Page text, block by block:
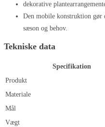
dekorative
Den mobile konstruktion gør
sæson og behov.
Tekniske data
Specifikation
Produkt
Materiale
Mål
Vægt